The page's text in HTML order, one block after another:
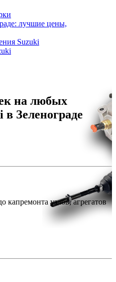
лучшие цены,
Suzuki
на любых
Зеленограде
капремонта узлов, агрегатов